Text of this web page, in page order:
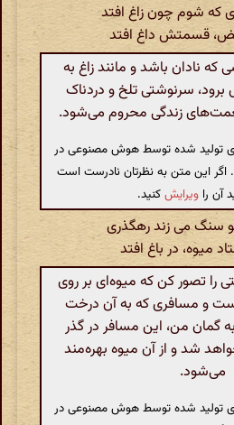
که شوم چون زاغ افتد
قسمتش داغ افتد
نادان باشد و مانند زاغ به
سرنوشتی تلخ و دردناک
زندگی محروم می‌شود.
تولید شده توسط هوش مصنوعی در
اگر این متن به نظرتان نادرست است
آن را ویرایشکنید.
سنگ می زند رهگذری
میوه، در باغ افتد
تصور کن که میوه‌ای بر روی
و مسافری که به آن درخت
گمان من، این مسافر در گذر
شد و از آن میوه بهره‌مند
می‌شود.
تولید شده توسط هوش مصنوعی در